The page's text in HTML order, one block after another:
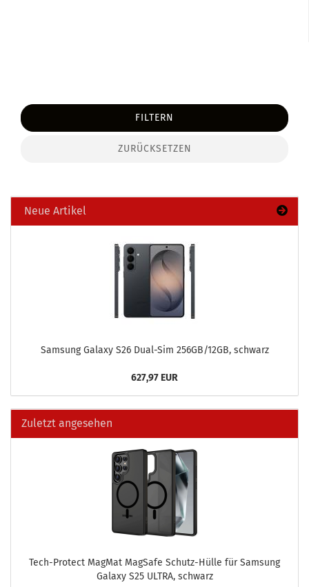
FILTERN
ZURÜCKSETZEN
Neue Artikel
Sam­sung Ga­la­xy S26 Dual-​Sim 256GB/12GB, schwarz
627,97 EUR
Zuletzt angesehen
Tech-​Protect Mag­Mat MagSafe Schutz-​Hülle für Sam­sung
Ga­la­xy S25 ULTRA, schwarz